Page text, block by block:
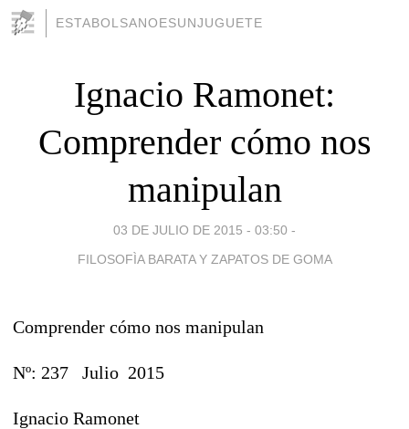
ESTABOLSANOESUNJUGUETE
Ignacio Ramonet:
Comprender cómo nos
manipulan
03 DE JULIO DE 2015 - 03:50 -
FILOSOFÌA BARATA Y ZAPATOS DE GOMA
Comprender cómo nos manipulan
Nº: 237 Julio 2015
Ignacio Ramonet